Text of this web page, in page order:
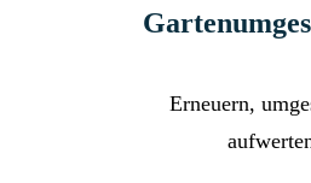
Erneuern,